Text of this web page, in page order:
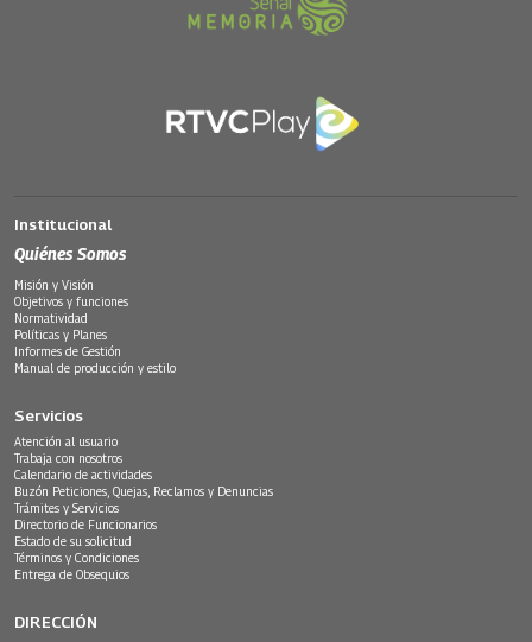
Institucional
Quiénes Somos
Misión y Visión
Objetivos y funciones
Normatividad
Políticas y Planes
Informes de Gestión
Manual de producción y estilo
Servicios
Atención al usuario
Trabaja con nosotros
Calendario de actividades
Buzón Peticiones, Quejas, Reclamos y Denuncias
Trámites y Servicios
Directorio de Funcionarios
Estado de su solicitud
Términos y Condiciones
Entrega de Obsequios
DIRECCIÓN